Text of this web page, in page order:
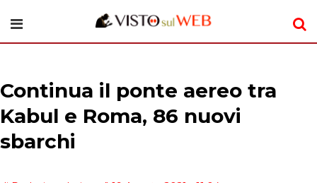
Continua il ponte aereo tra
Kabul e Roma, 86 nuovi
sbarchi